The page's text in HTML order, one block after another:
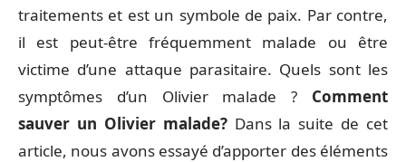
traitements et est un symbole de paix. Par contre,
il est peut-être fréquemment malade ou être
victime d’une attaque parasitaire. Quels sont les
symptômes d’un Olivier malade ? Comment
sauver un Olivier malade?Dans la suite de cet
article, nous avons essayé d’apporter des éléments